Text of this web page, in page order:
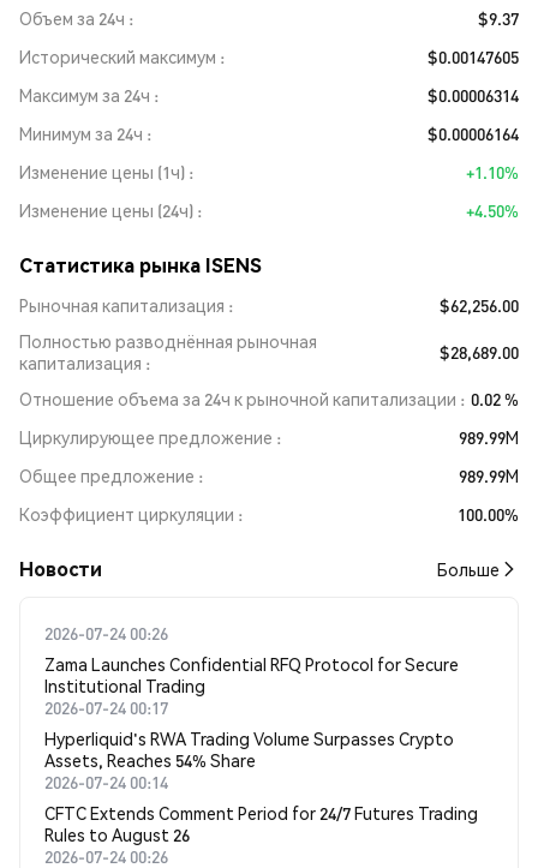
Объем за 24ч
$9.37
Исторический максимум
$0.00147605
Максимум за 24ч
$0.00006314
Минимум за 24ч
$0.00006164
Изменение цены (1ч)
+1.10%
Изменение цены (24ч)
+4.50%
Статистика рынка ISENS
Рыночная капитализация
$62,256.00
Полностью разводнённая рыночная
капитализация
$28,689.00
Отношение объема за 24ч к рыночной капитализации
0.02 %
Циркулирующее предложение
989.99M
Общее предложение
989.99M
Коэффициент циркуляции
100.00%
Новости Больше
2026-07-24 00:26
Zama Launches Confidential RFQ Protocol for Secure
Institutional Trading
2026-07-24 00:17
Hyperliquid's RWA Trading Volume Surpasses Crypto
Assets, Reaches 54% Share
2026-07-24 00:14
CFTC Extends Comment Period for 24/7 Futures Trading
Rules to August 26
2026-07-24 00:26